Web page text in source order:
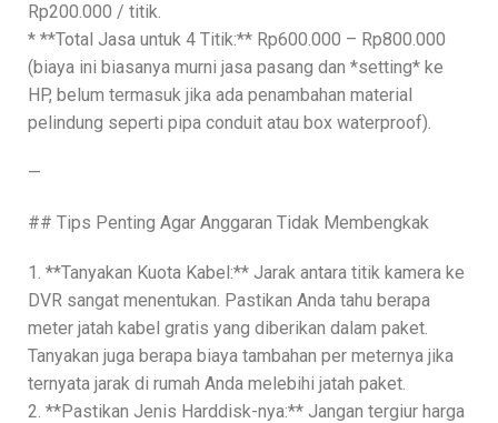
Rp200.000 / titik.
* **Total Jasa untuk 4 Titik:** Rp600.000 – Rp800.000
(biaya ini biasanya murni jasa pasang dan *setting* ke
HP, belum termasuk jika ada penambahan material
pelindung seperti pipa conduit atau box waterproof).
—
## Tips Penting Agar Anggaran Tidak Membengkak
1. **Tanyakan Kuota Kabel:** Jarak antara titik kamera ke
DVR sangat menentukan. Pastikan Anda tahu berapa
meter jatah kabel gratis yang diberikan dalam paket.
Tanyakan juga berapa biaya tambahan per meternya jika
ternyata jarak di rumah Anda melebihi jatah paket.
2. **Pastikan Jenis Harddisk-nya:** Jangan tergiur harga